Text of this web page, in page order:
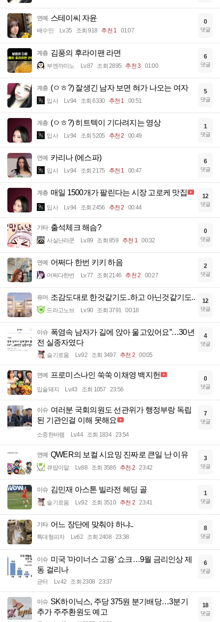
연예 스테이씨 자윤
배수민 Lv.35 조회 918 추천 1 01:07
0
댓글
계층 김풍의 후라이팬 라면
부엔까미노 Lv.87 조회 2895 추천 3 01:00
6
댓글
계층 (ㅇㅎ?) 잘생긴 남자 보면 혀가 나오는 여자
입사 Lv.94 조회 6330 추천 1 00:51
5
댓글
계층 (ㅇㅎ?) 히트텍이 기다려지는 영상
입사 Lv.94 조회 5205 추천 2 00:49
1
댓글
연예 카리나 (에스파)
입사 Lv.94 조회 2175 추천 1 00:47
6
댓글
계층 매일 1500개가 팔린다는 시장 고로케 맛집
입사 Lv.94 조회 2456 추천 2 00:44
12
댓글
기타 출석체크 해슴?
사실난라쿤 Lv.89 조회 859 추천 1 00:32
0
댓글
연예 어쩌다 한번 키키 하음
어쩌다한번 Lv.77 조회 2146 추천 2 00:27
2
댓글
유머 조감도대로 한것같기도..하고 아닌것같기도..
드라고노브 Lv.90 조회 3791 00:18
12
댓글
이슈 폭염속 남자가 길에 앉아 울고있어요”…30년
전 실종자였다
슬기로움 Lv.92 조회 3497 추천 2 00:05
4
댓글
연예 프로미스나인 쑥쑥 이채영 백지헌
입술돼지 Lv.43 조회 1057 23:56
0
댓글
이슈 여러분 국회의원도 선관위가 행정부랑 독립
된 기관인걸 이해 못해요
소중한바램 Lv.44 조회 1834 23:54
7
댓글
연예 QWER의 보컬 시요밍 진짜로 큰일 난 이유
큐땁이알 Lv.88 조회 3586 추천 2 23:42
3
댓글
이슈 김민재 아스톤 빌라전 헤딩 골
슬기로움 Lv.92 조회 3510 추천 2 23:41
1
댓글
기타 어느 장단에 맞춰야 하냐..
특대형피자 Lv.62 조회 2408 23:38
8
댓글
이슈 미국 '마이너스 고용' 쇼크…9월 금리인상 제
동 걸리나
균터 Lv.42 조회 2308 23:37
6
댓글
이슈 SK하이닉스, 주당 375원 분기배당…3분기
추가 주주환원도 예고
18
댓글